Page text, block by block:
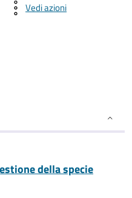
Vedi azioni
della specie